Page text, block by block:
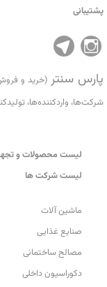
پشتیبانی
پارس سنتر(خرید و
شرکت‌ها، واردکننده‌ها،
لیست محصولات و
لیست شرکت ها
ماشین آلات
صنایع غذایی
مصالح ساختمانی
دکوراسیون داخلی